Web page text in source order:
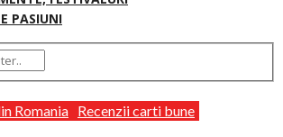
PASIUNI
Romania Recenzii carti bune